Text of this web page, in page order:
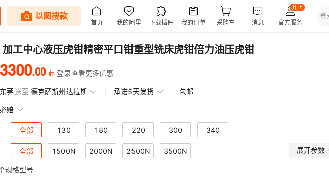
加工中心液压虎钳精密平口钳重型铣床虎钳倍力油压虎钳
3300.00 起 登录查看更多优惠
莞送至 德克萨斯州达拉斯 承诺5天发货 包邮
赔
全部 130 180 220 300 340
全部 1500N 2000N 2500N 3500N 展开参数
规格型号